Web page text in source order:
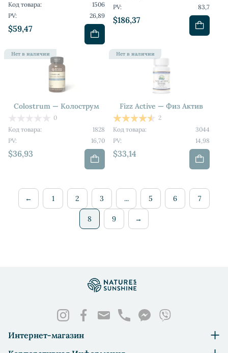
$59,47
Код товара:
1506
PV:
26,89 $186,37
PV:
83,7
Нет в наличии
Colostrum — Колострум
$36,93
0
Код товара:
1828
PV:
16,70
Нет в наличии
Fizz Active — Физ Актив
$33,14
2
Код товара:
3044
PV:
14,98
← 1 2 3 ... 5 6 7
8 9 →
Интернет-магазин